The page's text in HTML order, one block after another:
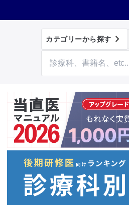
カテゴリーから探す 